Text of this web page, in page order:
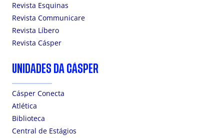
Revista Esquinas
Revista Communicare
Revista Líbero
Revista Cásper
UNIDADES DA CÁSPER
Cásper Conecta
Atlética
Biblioteca
Central de Estágios